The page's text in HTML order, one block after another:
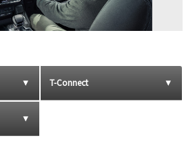
T-Connect